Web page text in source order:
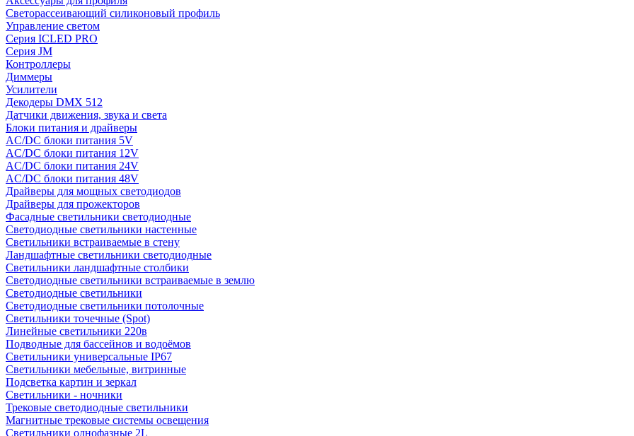
Светорассеивающий силиконовый профиль
Управление светом
Серия ICLED PRO
Серия JM
Контроллеры
Диммеры
Усилители
Декодеры DMX 512
Датчики движения, звука и света
Блоки питания и драйверы
AC/DC блоки питания 5V
AC/DC блоки питания 12V
AC/DC блоки питания 24V
AC/DC блоки питания 48V
Драйверы для мощных светодиодов
Драйверы для прожекторов
Фасадные светильники светодиодные
Светодиодные светильники настенные
Светильники встраиваемые в стену
Ландшафтные светильники светодиодные
Светильники ландшафтные столбики
Светодиодные светильники встраиваемые в землю
Светодиодные светильники
Светодиодные светильники потолочные
Светильники точечные (Spot)
Линейные светильники 220в
Подводные для бассейнов и водоёмов
Светильники универсальные IP67
Светильники мебельные, витринные
Подсветка картин и зеркал
Светильники - ночники
Трековые светодиодные светильники
Магнитные трековые системы освещения
Светильники однофазные 2L